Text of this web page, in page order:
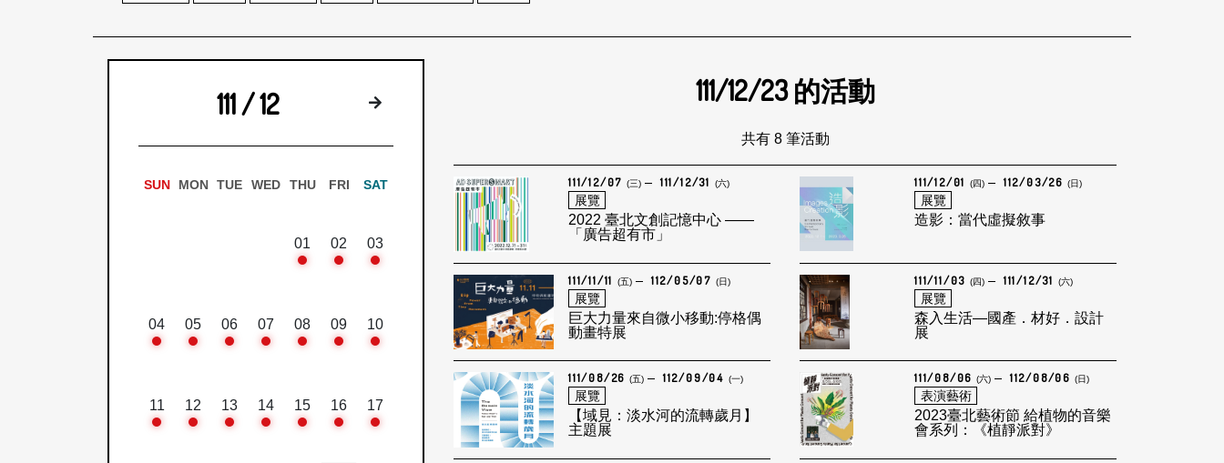
111 / 12 下個月
SUN MON TUE WED THU FRI SAT
01 02 03
04 05 06 07 08 09 10
11 12 13 14 15 16 17
111/12/23的活動
共有 8 筆活動
111/12/07 (三) 111/12/31 (六)
展覽
2022 臺北文創記憶中心 ——
「廣告超有市」
111/12/01 (四) 112/03/26 (日)
展覽
造影：當代虛擬敘事
111/11/11 (五) 112/05/07 (日)
展覽
巨大力量來自微小移動:停格偶
動畫特展
111/11/03 (四) 111/12/31 (六)
展覽
森入生活—國產．材好．設計
展
111/08/26 (五) 112/09/04 (一)
展覽
【域見：淡水河的流轉歲月】
主題展
111/08/06 (六) 112/08/06 (日)
表演藝術
2023臺北藝術節 給植物的音樂
會系列：《植靜派對》